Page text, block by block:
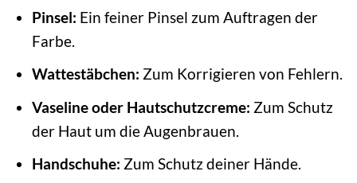
Pinsel: Ein feiner Pinsel zum Auftragen der
Farbe.
Wattestäbchen: Zum Korrigieren von Fehlern.
Vaseline oder Hautschutzcreme: Zum Schutz
der Haut um die Augenbrauen.
Handschuhe: Zum Schutz deiner Hände.